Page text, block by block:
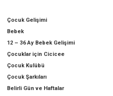
Çocuk Gelişimi
Bebek
12 – 36 Ay Bebek Gelişimi
Çocuklar için Cicicee
Çocuk Kulübü
Çocuk Şarkıları
Belirli Gün ve Haftalar